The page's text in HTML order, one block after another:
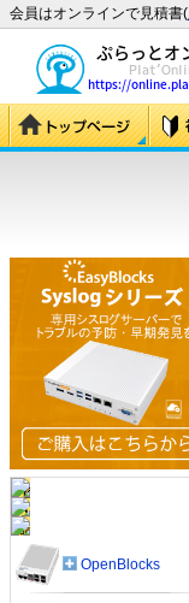
会員はオンラインで見積書(
OpenBlocks